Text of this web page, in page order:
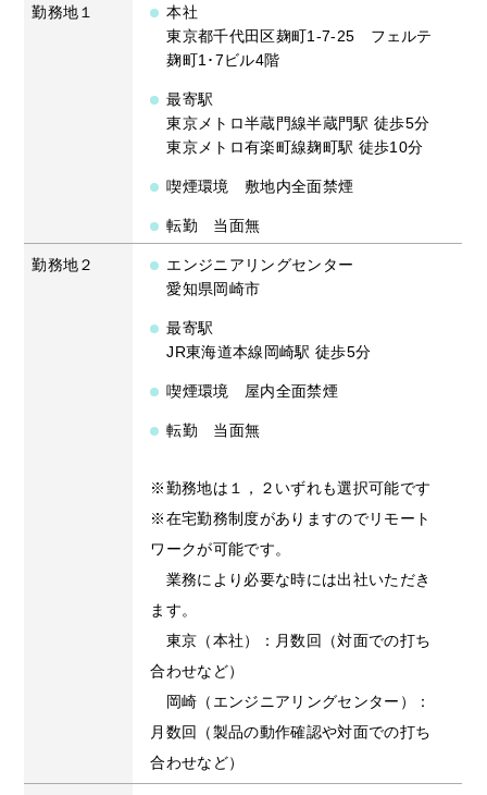
勤務地１
本社
東京都千代田区麹町1-7-25 フェルテ
麹町1･7ビル4階
最寄駅
東京メトロ半蔵門線半蔵門駅 徒歩5分
東京メトロ有楽町線麹町駅 徒歩10分
喫煙環境 敷地内全面禁煙
転勤 当面無
勤務地２
エンジニアリングセンター
愛知県岡崎市
最寄駅
JR東海道本線岡崎駅 徒歩5分
喫煙環境 屋内全面禁煙
転勤 当面無
※勤務地は１，２いずれも選択可能です
※在宅勤務制度がありますのでリモート
ワークが可能です。
業務により必要な時には出社いただき
ます。
東京（本社）：月数回（対面での打ち
合わせなど）
岡崎（エンジニアリングセンター）：
月数回（製品の動作確認や対面での打ち
合わせなど）